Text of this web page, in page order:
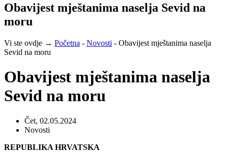
Obavijest mještanima naselja Sevid na
moru
Vi ste ovdje → Početna - Novosti - Obavijest mještanima naselja
Sevid na moru
Obavijest mještanima naselja
Sevid na moru
Čet, 02.05.2024
Novosti
REPUBLIKA HRVATSKA